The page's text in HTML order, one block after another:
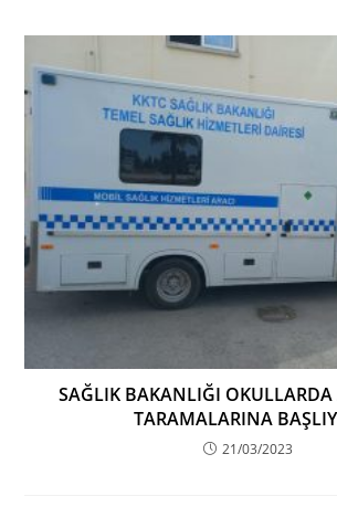
SAĞLIK BAKANLIĞI OKULLARDA
TARAMALARINA
21/03/2023